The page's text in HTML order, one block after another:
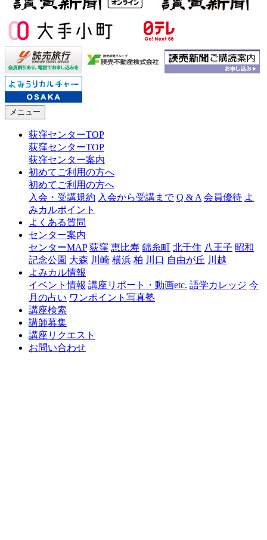
メニュー
荻窪センターTOP
荻窪センターTOP
荻窪センター案内
初めてご利用の方へ
初めてご利用の方へ
入会・受講規約 入会から受講まで Q & A 会員優待 よ
みカルポイント
よくある質問
センター案内
センターMAP 荻窪 恵比寿 錦糸町 北千住 八王子 昭和
記念公園 大森 川崎 横浜 柏 川口 自由が丘 川越
よみカル情報
イベント情報 講座リポート・動画etc. 語学カレッジ 今
月の占い ワンポイント写真塾
講座検索
講師募集
講座リクエスト
お問い合わせ